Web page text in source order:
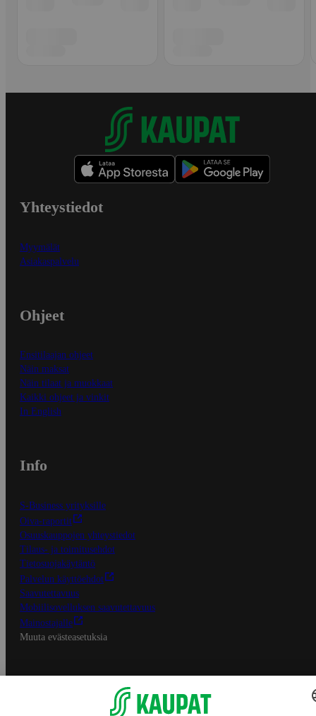
Yhteystiedot
Myymälät
Asiakaspalvelu
Ohjeet
Ensitilaajan ohjeet
Näin maksat
Näin tilaat ja muokkaat
Kaikki ohjeet ja vinkit
In English
Info
S-Business yrityksille
Oiva-raportit
Osuuskauppojen yhteystiedot
Tilaus- ja toimitusehdot
Tietosuojakäytäntö
Palvelun käyttöehdot
Saavutettavuus
Mobiilisovelluksen saavutettavuus
Mainostajalle
Muuta evästeasetuksia
S-ryhmän palvelut